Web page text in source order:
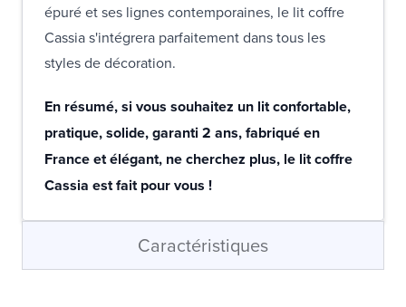
épuré et ses lignes contemporaines, le lit coffre
Cassia s'intégrera parfaitement dans tous les
styles de décoration.
En résumé, si vous souhaitez un lit confortable,
pratique, solide, garanti 2 ans, fabriqué en
France et élégant, ne cherchez plus, le lit coffre
Cassia est fait pour vous !
Caractéristiques